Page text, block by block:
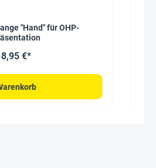
"Hand" für OHP-
8,95 €*